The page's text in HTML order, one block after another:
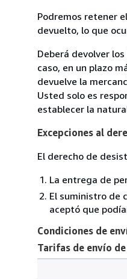
Podremos retener
devuelto, lo que
Deberá devolver
caso, en un plazo
devuelve la
Usted solo es
establecer la
Excepciones al
El derecho de
La entrega de
El suministro de
aceptó que
Condiciones de
Tarifas de envío